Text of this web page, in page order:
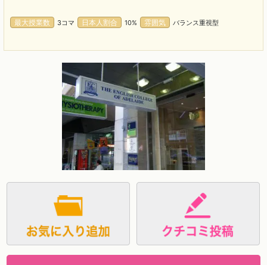
最大授業数 3コマ 日本人割合 10% 雰囲気 バランス重視型